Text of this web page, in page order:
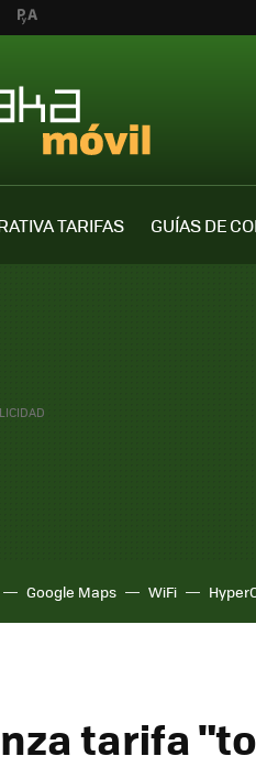
TARIFAS
GUÍAS DE
Google Maps WiFi
tarifa